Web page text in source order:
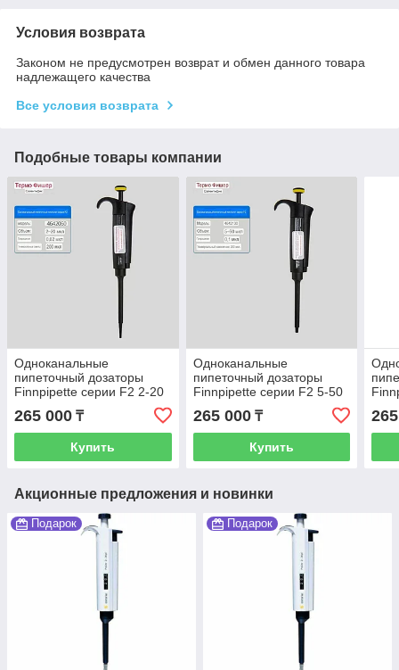
Условия возврата
Законом не предусмотрен возврат и обмен данного товара
надлежащего качества
Все условия возврата
Подобные товары компании
Одноканальные
пипеточный дозаторы
Finnpipette серии F2 2-20
265 000 ₸
Купить
Одноканальные
пипеточный дозаторы
Finnpipette серии F2 5-50
265 000₸
Купить
Акционные предложения и новинки
Подарок Подарок